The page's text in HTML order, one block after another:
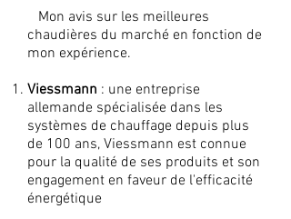
Mon avis sur les meilleures
chaudières du marché en fonction de
mon expérience.
Viessmann : une entreprise
allemande spécialisée dans les
systèmes de chauffage depuis plus
de 100 ans, Viessmann est connue
pour la qualité de ses produits et son
engagement en faveur de l'efficacité
énergétique